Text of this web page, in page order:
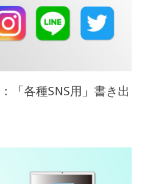
「各種SNS用」書き出